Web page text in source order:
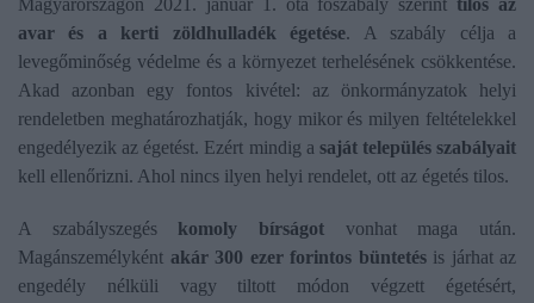
Magyarországon 2021. január 1. óta főszabály szerint tilos az
avar és a kerti zöldhulladék égetése. A szabály célja a
levegőminőség védelme és a környezet terhelésének csökkentése.
Akad azonban egy fontos kivétel: az önkormányzatok helyi
rendeletben meghatározhatják, hogy mikor és milyen feltételekkel
engedélyezik az égetést. Ezért mindig a saját település szabályait
kell ellenőrizni. Ahol nincs ilyen helyi rendelet, ott az égetés tilos.
A szabályszegéskomoly bírságot vonhat maga után.
Magánszemélyként akár 300 ezer forintos büntetés is járhat az
engedély nélküli vagy tiltott módon végzett égetésért,